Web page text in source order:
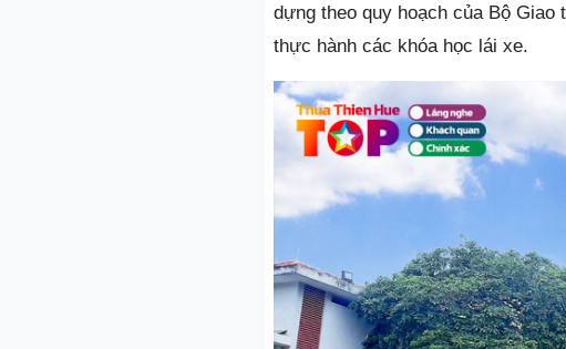
dựng theo quy hoạch của Bộ
thực hành các khóa học lái xe.